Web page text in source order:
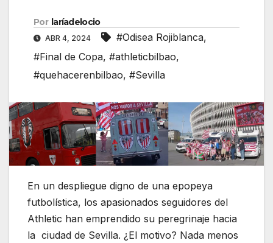
Por laríadelocio
ABR 4, 2024 #Odisea Rojiblanca,
#Final de Copa, #athleticbilbao,
#quehacerenbilbao, #Sevilla
En un despliegue digno de una epopeya
futbolística, los apasionados seguidores del
Athletic han emprendido su peregrinaje hacia
la ciudad de Sevilla. ¿El motivo? Nada menos